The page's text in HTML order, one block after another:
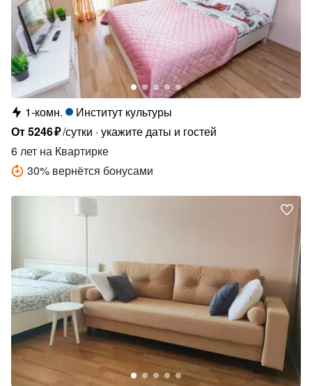
1-комн.
Институт культуры
От5246₽/сутки укажите даты и гостей
6 лет на Квартирке
30% вернётся бонусами